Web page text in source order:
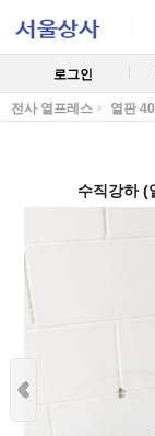
로그인
전사 열프레스 열판
수직강하 (